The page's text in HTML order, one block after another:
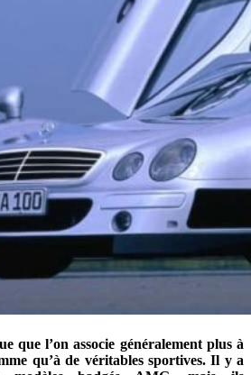
que l’on associe généralement plus à
qu’à de véritables sportives. Il y a